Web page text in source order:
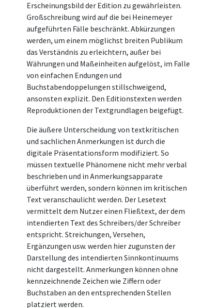
Erscheinungsbild der Edition zu gewährleisten.
Großschreibung wird auf die bei Heinemeyer
aufgeführten Fälle beschränkt. Abkürzungen
werden, um einem möglichst breiten Publikum
das Verständnis zu erleichtern, außer bei
Währungen und Maßeinheiten aufgelöst, im Falle
von einfachen Endungen und
Buchstabendoppelungen stillschweigend,
ansonsten explizit. Den Editionstexten werden
Reproduktionen der Textgrundlagen beigefügt.
Die äußere Unterscheidung von textkritischen
und sachlichen Anmerkungen ist durch die
digitale Präsentationsform modifiziert. So
müssen textuelle Phänomene nicht mehr verbal
beschrieben und in Anmerkungsapparate
überführt werden, sondern können im kritischen
Text veranschaulicht werden. Der Lesetext
vermittelt dem Nutzer einen Fließtext, der dem
intendierten Text des Schreibers/der Schreiber
entspricht. Streichungen, Versehen,
Ergänzungen usw. werden hier zugunsten der
Darstellung des intendierten Sinnkontinuums
nicht dargestellt. Anmerkungen können ohne
kennzeichnende Zeichen wie Ziffern oder
Buchstaben an den entsprechenden Stellen
platziert werden.